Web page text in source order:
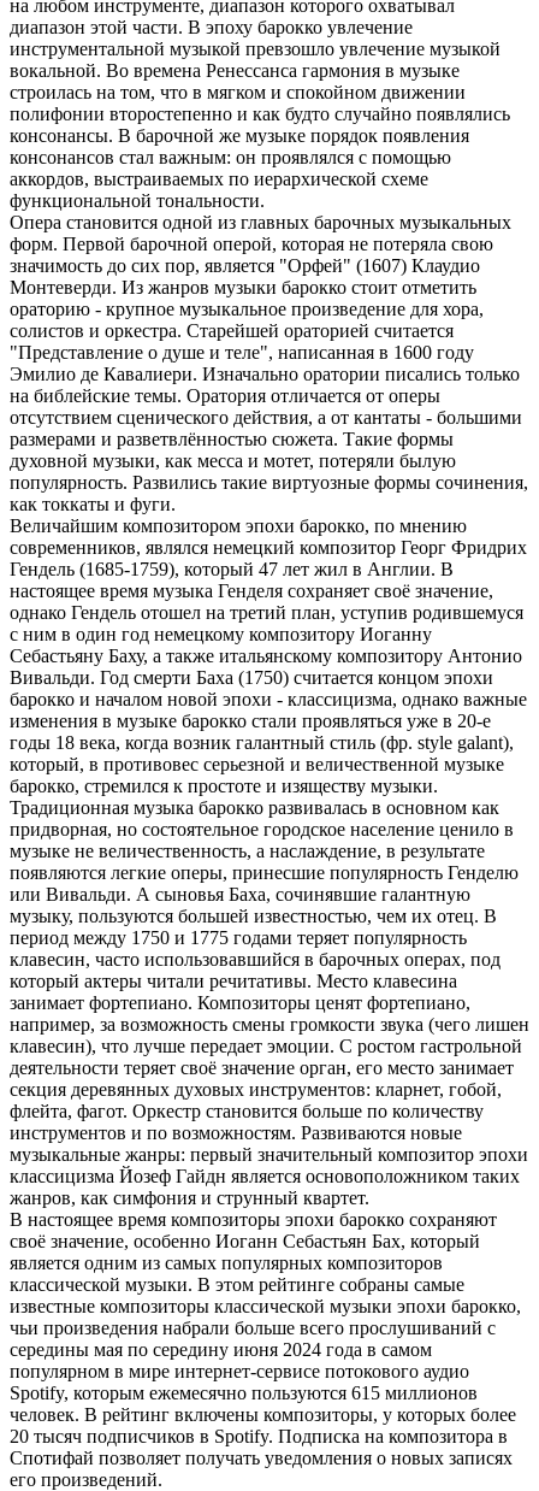
на любом инструменте, диапазон которого охватывал
диапазон этой части. В эпоху барокко увлечение
инструментальной музыкой превзошло увлечение музыкой
вокальной. Во времена Ренессанса гармония в музыке
строилась на том, что в мягком и спокойном движении
полифонии второстепенно и как будто случайно появлялись
консонансы. В барочной же музыке порядок появления
консонансов стал важным: он проявлялся с помощью
аккордов, выстраиваемых по иерархической схеме
функциональной тональности.
Опера становится одной из главных барочных музыкальных
форм. Первой барочной оперой, которая не потеряла свою
значимость до сих пор, является "Орфей" (1607) Клаудио
Монтеверди. Из жанров музыки барокко стоит отметить
ораторию - крупное музыкальное произведение для хора,
солистов и оркестра. Старейшей ораторией считается
"Представление о душе и теле", написанная в 1600 году
Эмилио де Кавалиери. Изначально оратории писались только
на библейские темы. Оратория отличается от оперы
отсутствием сценического действия, а от кантаты - большими
размерами и разветвлённостью сюжета. Такие формы
духовной музыки, как месса и мотет, потеряли былую
популярность. Развились такие виртуозные формы сочинения,
как токкаты и фуги.
Величайшим композитором эпохи барокко, по мнению
современников, являлся немецкий композитор Георг Фридрих
Гендель (1685-1759), который 47 лет жил в Англии. В
настоящее время музыка Генделя сохраняет своё значение,
однако Гендель отошел на третий план, уступив родившемуся
с ним в один год немецкому композитору Иоганну
Себастьяну Баху, а также итальянскому композитору Антонио
Вивальди. Год смерти Баха (1750) считается концом эпохи
барокко и началом новой эпохи - классицизма, однако важные
изменения в музыке барокко стали проявляться уже в 20-е
годы 18 века, когда возник галантный стиль (фр. style galant),
который, в противовес серьезной и величественной музыке
барокко, стремился к простоте и изяществу музыки.
Традиционная музыка барокко развивалась в основном как
придворная, но состоятельное городское население ценило в
музыке не величественность, а наслаждение, в результате
появляются легкие оперы, принесшие популярность Генделю
или Вивальди. А сыновья Баха, сочинявшие галантную
музыку, пользуются большей известностью, чем их отец. В
период между 1750 и 1775 годами теряет популярность
клавесин, часто использовавшийся в барочных операх, под
который актеры читали речитативы. Место клавесина
занимает фортепиано. Композиторы ценят фортепиано,
например, за возможность смены громкости звука (чего лишен
клавесин), что лучше передает эмоции. С ростом гастрольной
деятельности теряет своё значение орган, его место занимает
секция деревянных духовых инструментов: кларнет, гобой,
флейта, фагот. Оркестр становится больше по количеству
инструментов и по возможностям. Развиваются новые
музыкальные жанры: первый значительный композитор эпохи
классицизма Йозеф Гайдн является основоположником таких
жанров, как симфония и струнный квартет.
В настоящее время композиторы эпохи барокко сохраняют
своё значение, особенно Иоганн Себастьян Бах, который
является одним из самых популярных композиторов
классической музыки. В этом рейтинге собраны самые
известные композиторы классической музыки эпохи барокко,
чьи произведения набрали больше всего прослушиваний с
середины мая по середину июня 2024 года в самом
популярном в мире интернет-сервисе потокового аудио
Spotify, которым ежемесячно пользуются 615 миллионов
человек. В рейтинг включены композиторы, у которых более
20 тысяч подписчиков в Spotify. Подписка на композитора в
Спотифай позволяет получать уведомления о новых записях
его произведений.